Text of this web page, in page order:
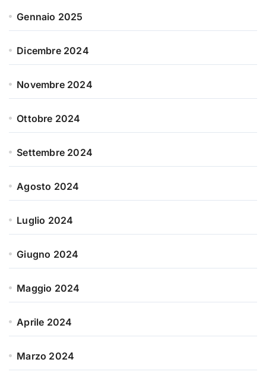
Gennaio 2025
Dicembre 2024
Novembre 2024
Ottobre 2024
Settembre 2024
Agosto 2024
Luglio 2024
Giugno 2024
Maggio 2024
Aprile 2024
Marzo 2024